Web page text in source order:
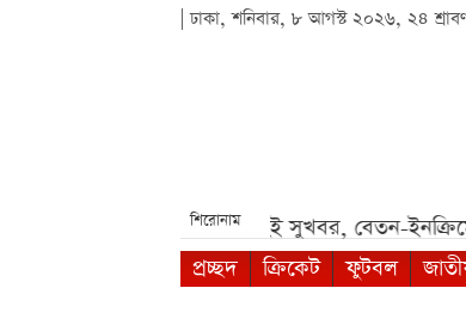
| ঢাকা, শনিবার, ৮ আগস্ট ২০২৬, ২৪
শিরোনাম
আগামী সপ্তাহেই সুখবর, বেতন-
প্রচ্ছদ
ক্রিকেট ফুটবল